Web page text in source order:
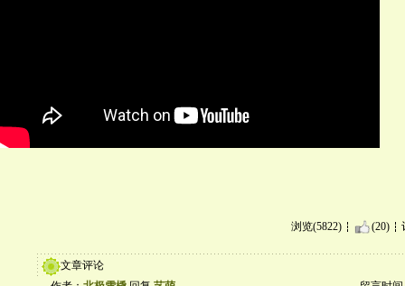
浏览(5822) (20)
文章评论